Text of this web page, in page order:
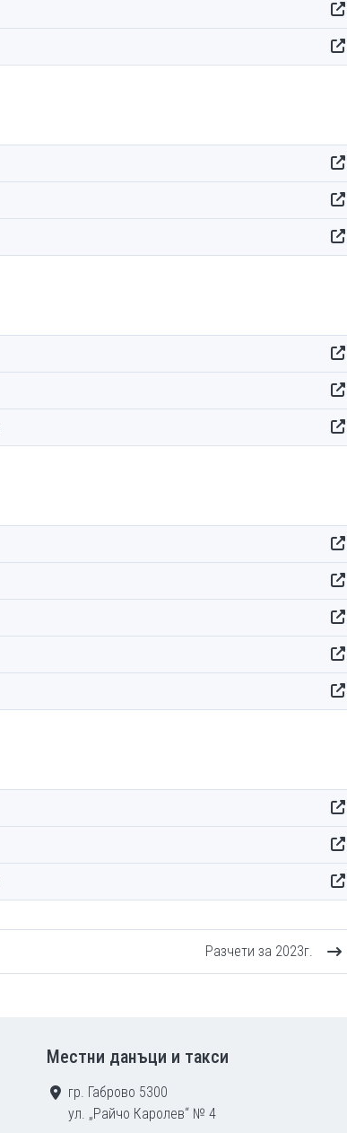
Разчети за 2023г.
Местни данъци и такси
гр. Габрово 5300
ул. „Райчо Каролев“ № 4